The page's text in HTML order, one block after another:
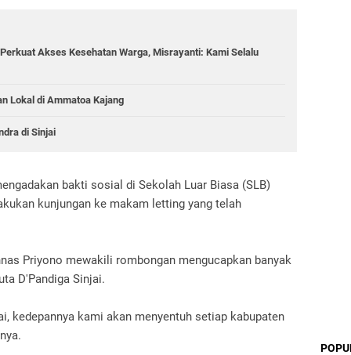
Akses Kesehatan Warga, Misrayanti: Kami Selalu
Lokal di Ammatoa Kajang
di Sinjai
bakti sosial di Sekolah Luar Biasa (SLB)
kunjungan ke makam letting yang telah
Priyono mewakili rombongan mengucapkan banyak
D'Pandiga Sinjai.
kedepannya kami akan menyentuh setiap kabupaten